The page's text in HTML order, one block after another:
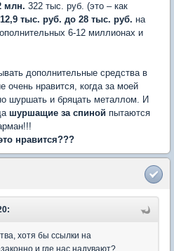
млн. 322 тыс. руб. (это – как
тыс. руб. до 28 тыс. руб. на
6-12 миллионах и
дополнительные средства в
очень нравится, когда за моей
шуршать и бряцать металлом. И
шуршащие за спиной пытаются
нравится???
хотя бы ссылки на
и где нас надувают?